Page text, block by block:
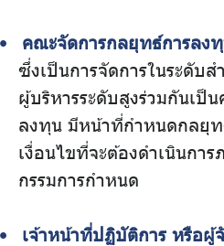
คณะจัดการกลยุทธ์การลง
ซึ่งเป็นการจัดการในระดับ
ผู้บริหารระดับสูงร่วมกันเป็
ลงทุน มีหน้าที่กำหนดกลยุ
เงื่อนไขที่จะต้องดำเนินกา
กรรมการกำหนด
เจ้าหน้าที่ปฏิบัติการ หรือผู้